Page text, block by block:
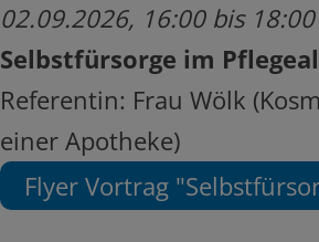
02.09.2026, 16:00 bis
Selbstfürsorge im
Referentin: Frau Wölk
einer Apotheke)
Flyer Vortrag